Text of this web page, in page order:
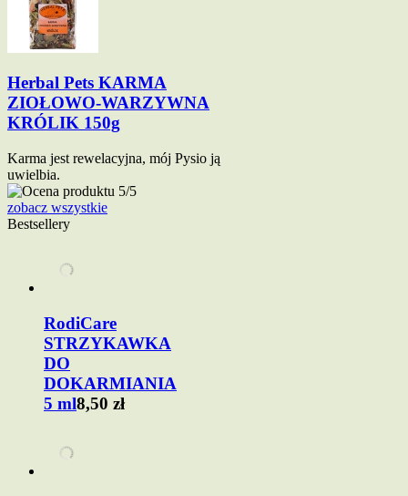
Herbal Pets KARMA
ZIOŁOWO-WARZYWNA
KRÓLIK 150g
Karma jest rewelacyjna, mój Pysio ją
uwielbia.
zobacz wszystkie
Bestsellery
RodiCare
STRZYKAWKA
DO
DOKARMIANIA
5 ml8,50 zł